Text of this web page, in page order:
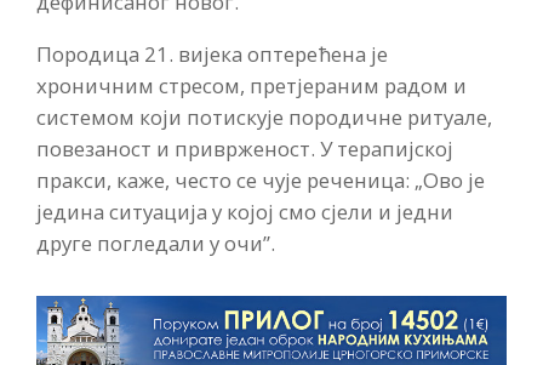
Породица 21. вијека оптерећена је
хроничним стресом, претјераним радом и
системом који потискује породичне ритуале,
повезаност и приврженост. У терапијској
пракси, каже, често се чује реченица: „Ово је
једина ситуација у којој смо сјели и једни
друге погледали у очи”.